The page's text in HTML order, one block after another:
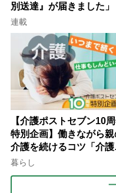
別送達』が届きました」
連載
【介護ポストセブン10
特別企画】働きながら親
介護を続けるコツ「介護
10年以上続くことも…3つ
みよう」【社会福祉士解
暮らし